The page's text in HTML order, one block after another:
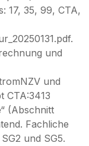
17, 35, 99, CTA,
und
und
CTA:3413
(Abschnitt
Fachliche
und SG5.